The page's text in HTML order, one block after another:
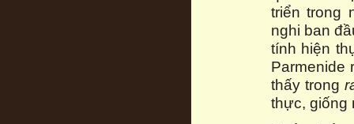
triển trong
nghi ban
tính hiện
Parmenide
thấy trong
thực, giống